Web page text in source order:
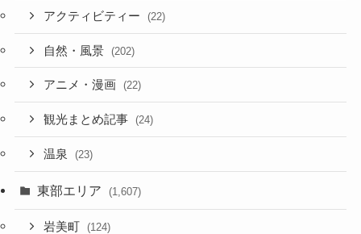
アクティビティー (22)
自然・風景 (202)
アニメ・漫画 (22)
観光まとめ記事 (24)
温泉 (23)
東部エリア (1,607)
岩美町 (124)